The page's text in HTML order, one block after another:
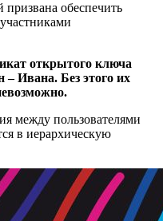
обеспечить
открытого ключа
Ивана. Без этого их
между пользователями
в иерархическую